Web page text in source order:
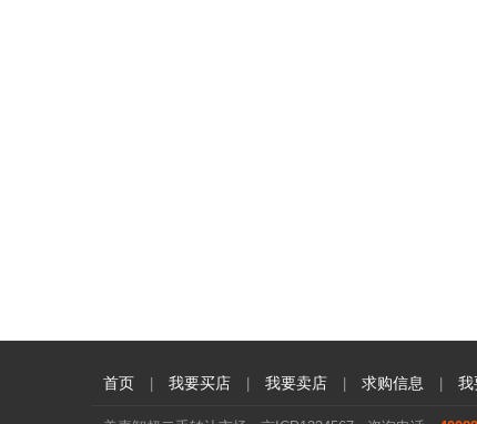
首页 我要买店 我要卖店 求购信息 我